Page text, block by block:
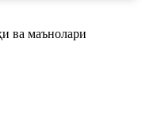
ва маънолари